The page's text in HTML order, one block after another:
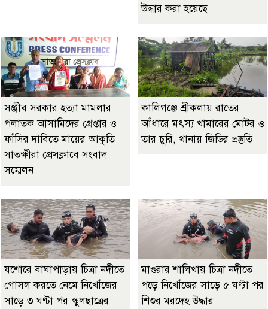
উদ্ধার করা হয়েছে
‎সঞ্জীব সরকার হত্যা মামলার
পলাতক আসামিদের গ্রেপ্তার ও
ফাঁসির দাবিতে মায়ের আকুতি
সাতক্ষীরা প্রেসক্লাবে সংবাদ
সম্মেলন
কালিগঞ্জে শ্রীকলায় রাতের
আঁধারে মৎস্য খামারের মোটর ও
তার চুরি, থানায় জিডির প্রস্তুতি
যশোরে বাঘাপাড়ায় চিত্রা নদীতে
গোসল করতে নেমে নিখোঁজের
সাড়ে ৩ ঘণ্টা পর স্কুলছাত্রের
মাগুরার শালিখায় চিত্রা নদীতে
পড়ে নিখোঁজের সাড়ে ৫ ঘণ্টা পর
শিশুর মরদেহ উদ্ধার